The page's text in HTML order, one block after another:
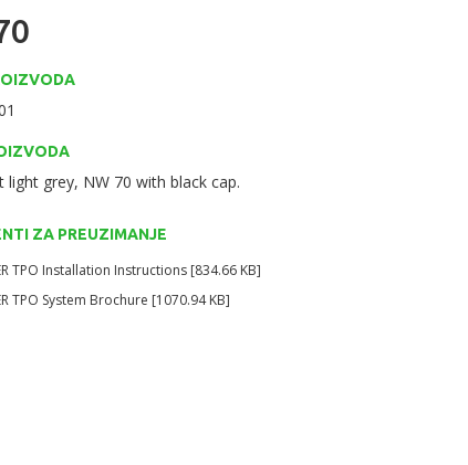
light grey, NW 70 with black cap.
ZA PREUZIMANJE
TPO Installation Instructions [834.66 KB]
TPO System Brochure [1070.94 KB]